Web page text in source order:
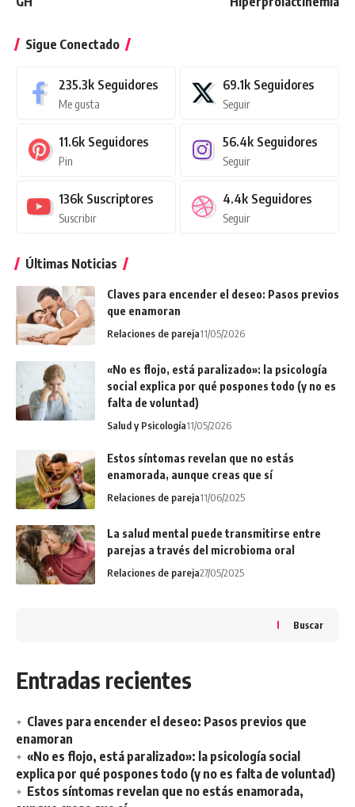
Sigue Conectado
235.3k Seguidores
Me gusta
69.1k Seguidores
Seguir
11.6k Seguidores
Pin
56.4k Seguidores
Seguir
136k Suscriptores
Suscribir
4.4k Seguidores
Seguir
Últimas Noticias
Claves para encender el deseo: Pasos previos
que enamoran
Relaciones de pareja11/05/2026
«No es flojo, está paralizado»: la psicología
social explica por qué pospones todo (y no es
falta de voluntad)
Salud y Psicología11/05/2026
Estos síntomas revelan que no estás
enamorada, aunque creas que sí
Relaciones de pareja11/06/2025
La salud mental puede transmitirse entre
parejas a través del microbioma oral
Relaciones de pareja27/05/2025
Buscar
Entradas recientes
Claves para encender el deseo: Pasos previos que
enamoran
«No es flojo, está paralizado»: la psicología social
explica por qué pospones todo (y no es falta de voluntad)
Estos síntomas revelan que no estás enamorada,